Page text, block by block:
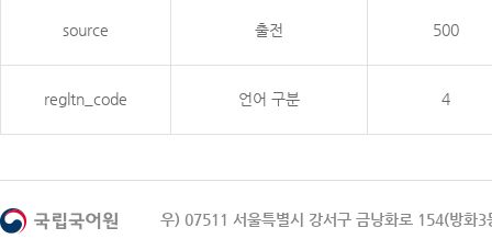
source 출전 500
regltn_code 언어 구분 4
우) 07511 서울특별시 강서구 금낭화로 154(방화3